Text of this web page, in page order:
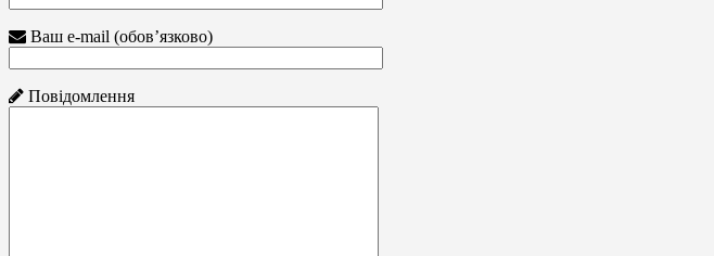
Ваш e-mail (обов’язково)
Повідомлення